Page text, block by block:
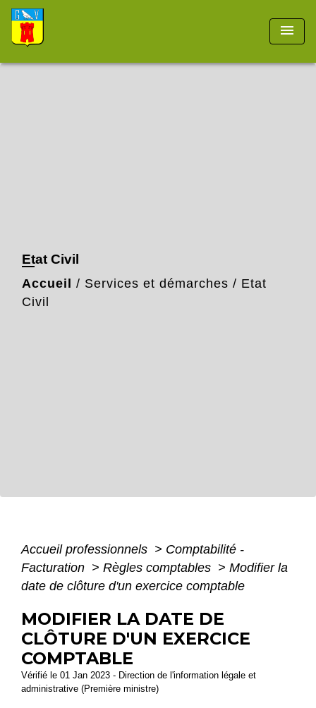
menu
Etat Civil
Accueil / Services et démarches / Etat
Civil
Accueil professionnels > Comptabilité -
Facturation > Règles comptables > Modifier la
date de clôture d'un exercice comptable
MODIFIER LA DATE DE
CLÔTURE D'UN EXERCICE
COMPTABLE
Vérifié le 01 Jan 2023 - Direction de l'information légale et
administrative (Première ministre)